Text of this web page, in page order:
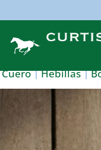
Cuero Hebillas